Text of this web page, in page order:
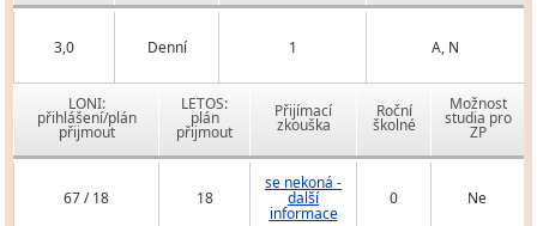
3,0 Denní 1 A, N
LONI:
přihlášení/plán
přijmout
LETOS:
plán
přijmout
Přijímací
zkouška
Roční
školné
Možnost
studia pro
ZP
67 / 18 18
se nekoná -
další
informace
0 Ne